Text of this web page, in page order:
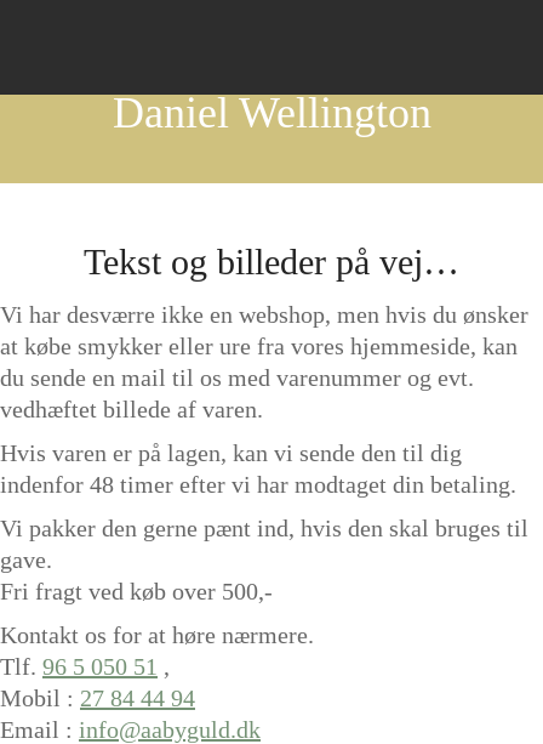
Daniel Wellington
Tekst og billeder på vej…
Vi har desværre ikke en webshop, men hvis du ønsker
at købe smykker eller ure fra vores hjemmeside, kan
du sende en mail til os med varenummer og evt.
vedhæftet billede af varen.
Hvis varen er på lagen, kan vi sende den til dig
indenfor 48 timer efter vi har modtaget din betaling.
Vi pakker den gerne pænt ind, hvis den skal bruges til
gave.
Fri fragt ved køb over 500,-
Kontakt os for at høre nærmere.
Tlf. 96 5 050 51 ,
Mobil : 27 84 44 94
Email : info@aabyguld.dk